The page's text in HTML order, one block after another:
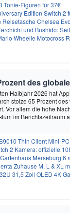
Tonie-Figuren für 37€
Edition Switch 2
Reisetasche Chelsea
und Bushido:
Wheelie Motocross
des
Halbjahr 2026 hat
stolze 65 Prozent
Vor allem die hohe
im Berichtszeitraum
Thin Client Mini-
2 Kamera: offizielle
Merseburg 6
Zuhause M, L & XL mit
31,5 Zoll OLED 4K